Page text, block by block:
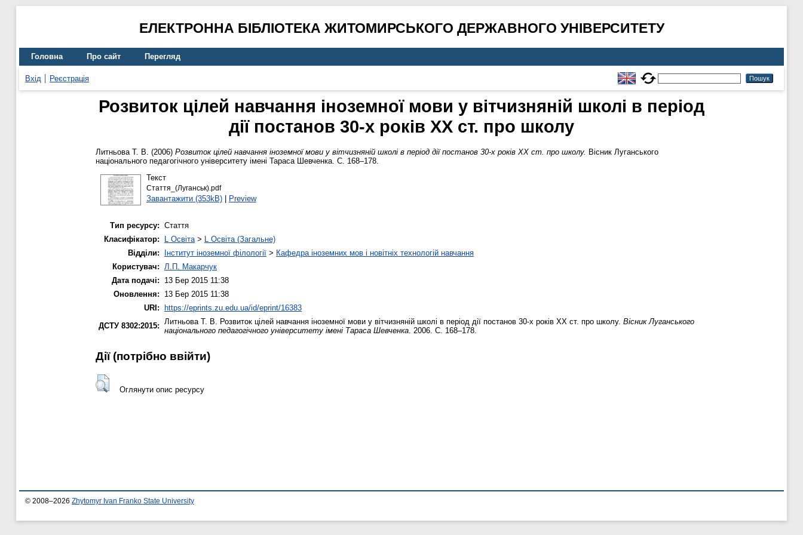
ЕЛЕКТРОННА БІБЛІОТЕКА ЖИТОМИРСЬКОГО ДЕРЖАВНОГО УНІВЕРСИТЕТУ
Головна Про сайт Перегляд
Вхід Реєстрація
Розвиток цілей навчання іноземної мови у вітчизняній школі в період
дії постанов 30-х років ХХ ст. про школу
Литньова Т. В. (2006) Розвиток цілей навчання іноземної мови у вітчизняній школі в період дії постанов 30-х років ХХ ст. про школу. Вісник Луганського
національного педагогічного університету імені Тараса Шевченка. С. 168–178.
Текст
Стаття_(Луганськ).pdf
Завантажити (353kB)| Preview
Тип ресурсу: Стаття
Класифікатор:
L Освіта> L Освіта (Загальне)
Відділи:
Інститут іноземної філології > Кафедра іноземних мов і новітніх технологій навчання
Користувач: Л.П. Макарчук
Дата подачі:
13 Бер 2015 11:38
Оновлення:
13 Бер 2015 11:38
URI:
https://eprints.zu.edu.ua/id/eprint/16383
ДСТУ 8302:2015: Литньова Т. В. Розвиток цілей навчання іноземної мови у вітчизняній школі в період дії постанов 30-х років ХХ ст. про школу. Вісник Луганського
національного педагогічного університету імені Тараса Шевченка. 2006. С. 168–178.
Дії ​​(потрібно ввійти)
Оглянути опис ресурсу
© 2008–2026 Zhytomyr Ivan Franko State University